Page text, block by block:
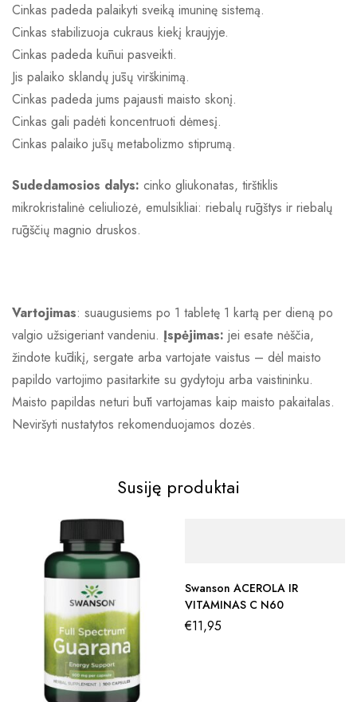
Cinkas padeda palaikyti sveiką imuninę sistemą.
Cinkas stabilizuoja cukraus kiekį kraujyje.
Cinkas padeda kūnui pasveikti.
Jis palaiko sklandų jūsų virškinimą.
Cinkas padeda jums pajausti maisto skonį.
Cinkas gali padėti koncentruoti dėmesį.
Cinkas palaiko jūsų metabolizmo stiprumą.
Sudedamosios dalys: cinko gliukonatas, tirštiklis
mikrokristalinė celiuliozė, emulsikliai: riebalų rūgštys ir riebalų
rūgščių magnio druskos.
Vartojimas: suaugusiems po 1 tabletę 1 kartą per dieną po
valgio užsigeriant vandeniu. Įspėjimas: jei esate nėščia,
žindote kūdikį, sergate arba vartojate vaistus – dėl maisto
papildo vartojimo pasitarkite su gydytoju arba vaistininku.
Maisto papildas neturi būti vartojamas kaip maisto pakaitalas.
Neviršyti nustatytos rekomenduojamos dozės.
Susiję produktai
Swanson ACEROLA IR
VITAMINAS C N60
€11,95